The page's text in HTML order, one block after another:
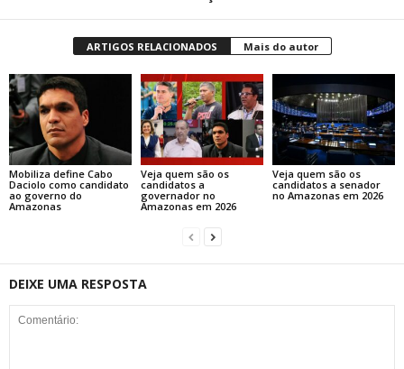
ARTIGOS RELACIONADOS Mais do autor
Mobiliza define Cabo
Daciolo como candidato
ao governo do
Amazonas
Veja quem são os
candidatos a
governador no
Amazonas em 2026
Veja quem são os
candidatos a senador
no Amazonas em 2026
DEIXE UMA RESPOSTA